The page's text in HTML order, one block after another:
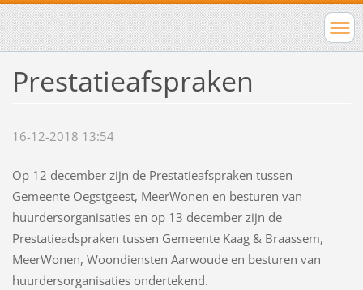
Prestatieafspraken
16-12-2018 13:54
Op 12 december zijn de Prestatieafspraken tussen
Gemeente Oegstgeest, MeerWonen en besturen van
huurdersorganisaties en op 13 december zijn de
Prestatieadspraken tussen Gemeente Kaag & Braassem,
MeerWonen, Woondiensten Aarwoude en besturen van
huurdersorganisaties ondertekend.